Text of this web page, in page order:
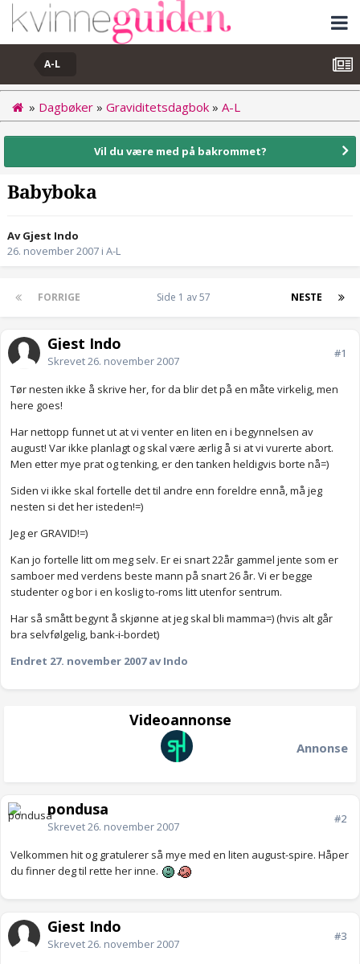
A-L
» Dagbøker » Graviditetsdagbok » A-L
Vil du være med på bakrommet?
Babyboka
Av Gjest Indo
26. november 2007 i A-L
FORRIGE NESTE
Side 1 av 57
Gjest Indo
Skrevet26. november 2007
#1
Tør nesten ikke å skrive her, for da blir det på en måte virkelig, men
here goes!
Har nettopp funnet ut at vi venter en liten en i begynnelsen av
august! Var ikke planlagt og skal være ærlig å si at vi vurerte abort.
Men etter mye prat og tenking, er den tanken heldigvis borte nå=)
Siden vi ikke skal fortelle det til andre enn foreldre ennå, må jeg
nesten si det her isteden!=)
Jeg er GRAVID!=)
Kan jo fortelle litt om meg selv. Er ei snart 22år gammel jente som er
samboer med verdens beste mann på snart 26 år. Vi er begge
studenter og bor i en koslig to-roms litt utenfor sentrum.
Har så smått begynt å skjønne at jeg skal bli mamma=) (hvis alt går
bra selvfølgelig, bank-i-bordet)
Endret 27. november 2007av Indo
Videoannonse
Annonse
pondusa
Skrevet26. november 2007
#2
Velkommen hit og gratulerer så mye med en liten august-spire. Håper
du finner deg til rette her inne.
Gjest Indo
Skrevet26. november 2007
#3